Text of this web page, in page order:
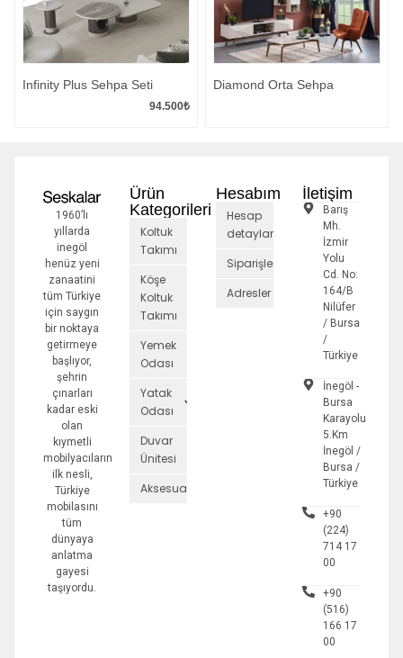
Infinity Plus Sehpa Seti
94.500₺
Diamond Orta Sehpa
1960’lı
yıllarda
inegöl
henüz yeni
zanaatini
tüm Türkiye
için saygın
bir noktaya
getirmeye
başlıyor,
şehrin
çınarları
kadar eski
olan
kıymetli
mobilyacıların
ilk nesli,
Türkiye
mobilasını
tüm
dünyaya
anlatma
gayesi
taşıyordu.
Ürün
Kategorileri
Koltuk
Takımı
Köşe
Koltuk
Takımı
Yemek
Odası
Yatak
Odası
Duvar
Ünitesi
Aksesuarlar
Hesabım
Hesap
detayları
Siparişler
Adresler
İletişim
Barış
Mh.
İzmir
Yolu
Cd. No:
164/B
Nilüfer
/ Bursa
/
Türkiye
İnegöl -
Bursa
Karayolu
5.Km
İnegöl /
Bursa /
Türkiye
+90
(224)
714 17
00
+90
(516)
166 17
00